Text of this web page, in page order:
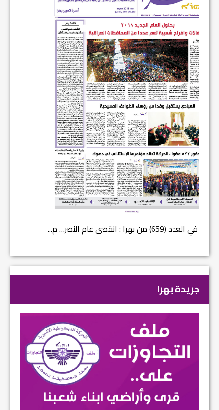
في العدد (659) من بهرا : انقضى عام النصر… م...
جريدة بهرا